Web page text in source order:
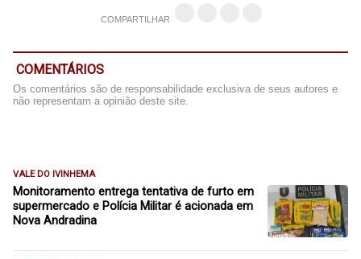
COMPARTILHAR
COMENTÁRIOS
Os comentários são de responsabilidade exclusiva de seus autores e
não representam a opinião deste site.
VALE DO IVINHEMA
Monitoramento entrega tentativa de furto em
supermercado e Polícia Militar é acionada em
Nova Andradina